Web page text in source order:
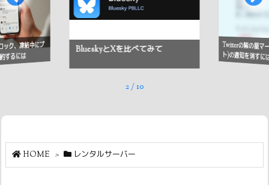
ク、凍結中にプ
するには
BlueskyとXを比べてみて Twitterの紫の星
ト)の通知を消すに
2/10
HOME > レンタルサーバー